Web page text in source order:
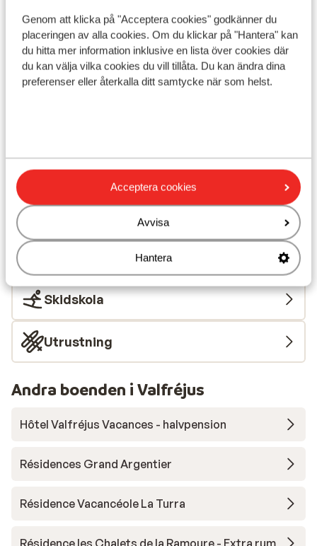
Genom att klicka på "Acceptera cookies" godkänner du
placeringen av alla cookies. Om du klickar på "Hantera" kan
du hitta mer information inklusive en lista över cookies där
du kan välja vilka cookies du vill tillåta. Du kan ändra dina
preferenser eller återkalla ditt samtycke när som helst.
Acceptera cookies
Avvisa
Hantera
I området
Avstånd till centrum: ca 300 m
Avstånd till uttagsautomat ca 300 m
Avstånd till pist ca 0 m
Närmaste kiosk ca 300 m
Närmaste restaurang ca 300 m
Liftkort/Utrustning/Skidskola
Skidskola
Utrustning
Andra boenden i Valfréjus
Hôtel Valfréjus Vacances - halvpension
Résidences Grand Argentier
Résidence Vacancéole La Turra
Résidence les Chalets de la Ramoure - Extra rum